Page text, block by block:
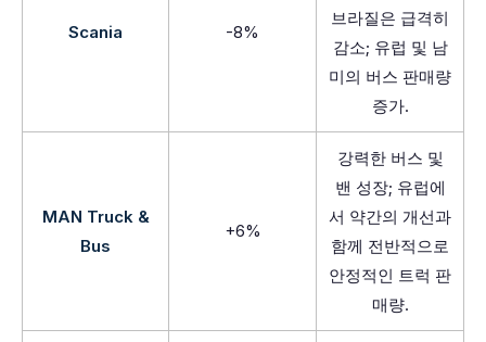
Scania -8%
브라질은 급격히
감소; 유럽 및 남
미의 버스 판매량
증가.
MAN Truck &
Bus
+6%
강력한 버스 및
밴 성장; 유럽에
서 약간의 개선과
함께 전반적으로
안정적인 트럭 판
매량.